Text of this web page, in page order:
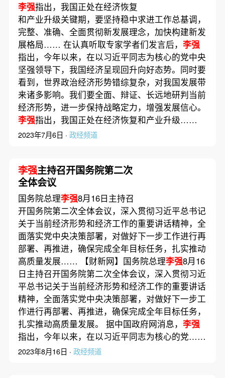
李强指出，我国正处在经济恢复
和产业升级关键期，要坚持稳中求进工作总基调，
完整、准确、全面贯彻新发展理念，加快构建新发
展格局…… 在认真听取专家学者们发言后， 李强
指出，今年以来，在以习近平同志为核心的党中央
坚强领导下，我国经济呈现回升向好态势。同时要
看到，世界政治经济形势错综复杂，对我国发展带
来诸多影响。我们要全面、辩证、长远地研判当前
经济形势，进一步保持战略定力，增强发展信心。
李强指出，我国正处在经济恢复和产业升级……
2023年7月6日 · 政经频道
李强主持召开国务院第二次
全体会议
国务院总理李强8月16日主持召
开国务院第二次全体会议，深入贯彻习近平总书记
关于当前经济形势和经济工作的重要讲话精神，全
面落实党中央决策部署，对做好下一步工作进行再
部署、再推进，确保完成全年目标任务，扎实推动
高质量发展…… 【财新网】国务院总理李强8月16
日主持召开国务院第二次全体会议，深入贯彻习近
平总书记关于当前经济形势和经济工作的重要讲话
精神，全面落实党中央决策部署，对做好下一步工
作进行再部署、再推进，确保完成全年目标任务，
扎实推动高质量发展。 据中国政府网消息， 李强
指出，今年以来，在以习近平同志为核心的党……
2023年8月16日 · 政经频道